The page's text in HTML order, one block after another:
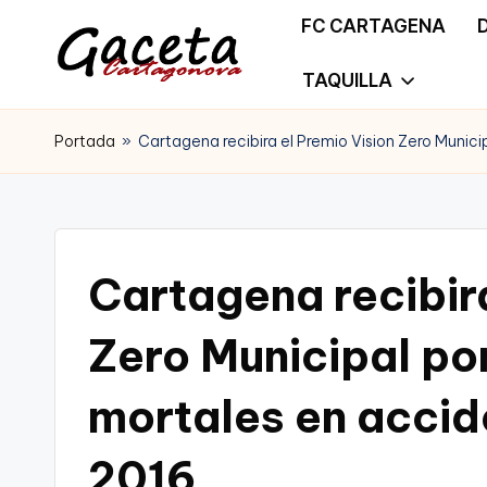
Saltar
al
G
a
e
Gaceta
Cartagonova,
que
FC CARTAGENA
TAQUILLA
Portada » Cartagena recibira el Premio Vision Zero
Cartagena
Zero Municipal
mortales en